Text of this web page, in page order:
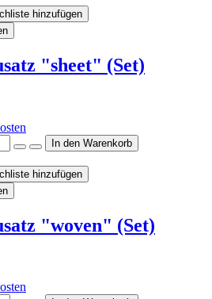
hinzufügen
"sheet" (Set)
hinzufügen
"woven" (Set)